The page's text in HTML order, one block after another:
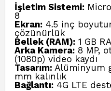
İşletim Sistemi:
8
Ekran: 4.5 inç
çözünürlük
Bellek (RAM): 1 GB
Arka Kamera: 8 MP,
(1080p) video kaydı
Tasarım: Alüminyum
mm kalınlık
Bağlantı: 4G LTE